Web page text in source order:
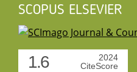
SCOPUS ELSEVIER
1.6
2024
CiteScore